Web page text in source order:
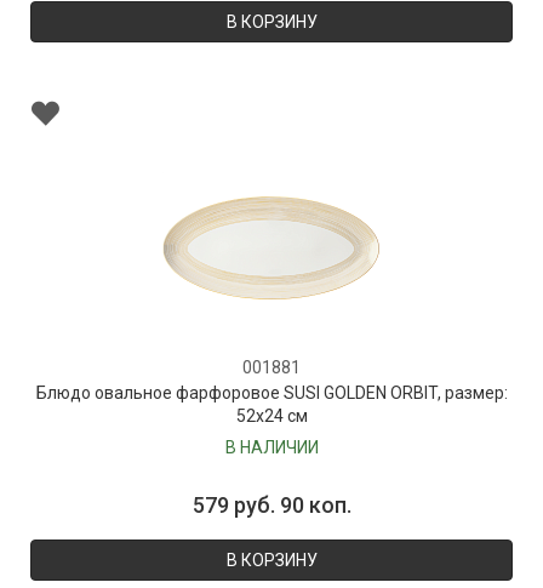
В КОРЗИНУ
001881
Блюдо овальное фарфоровое SUSI GOLDEN ORBIT, размер:
52х24 см
В НАЛИЧИИ
579 руб. 90 коп.
В КОРЗИНУ